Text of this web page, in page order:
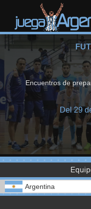
Encuentros de
Del 29
Argentina